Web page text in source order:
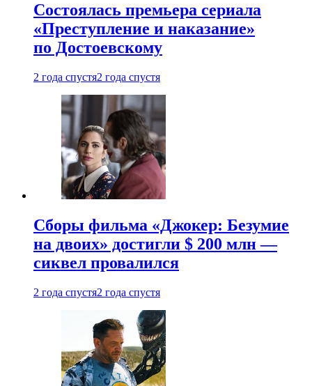
Состоялась премьера сериала
«Преступление и наказание»
по Достоевскому
2 года спустя2 года спустя
Сборы фильма «Джокер: Безумие
на двоих» достигли $ 200 млн —
сиквел провалился
2 года спустя2 года спустя